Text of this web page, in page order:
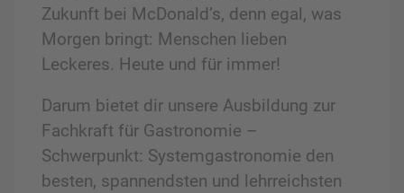
Zukunft bei McDonald’s, denn egal, was
Morgen bringt: Menschen lieben
Leckeres. Heute und für immer!
Darum bietet dir unsere Ausbildung zur
Fachkraft für Gastronomie –
Schwerpunkt: Systemgastronomie den
besten, spannendsten und lehrreichsten